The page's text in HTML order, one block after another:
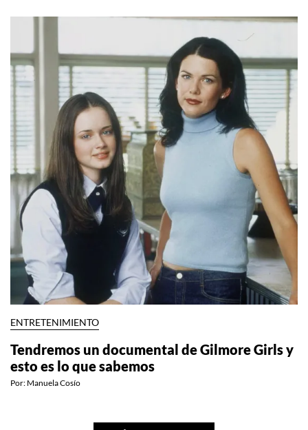
ENTRETENIMIENTO
Tendremos un documental de Gilmore Girls y
esto es lo que sabemos
Por: Manuela Cosío